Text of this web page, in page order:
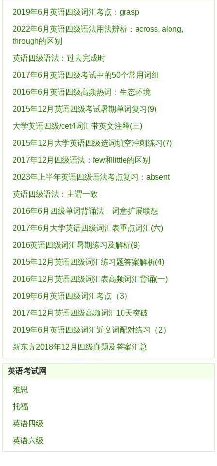
2019年6月英语四级词汇考点：grasp
2022年6月英语四级语法用法辨析：across, along,
through的区别
英语四级语法：过去完成时
2017年6月英语四级考试中的50个常用词组
2016年6月英语四级高频热词：生态环境
2015年12月英语四级考试暑期单词复习(9)
大学英语四级/cet4词汇带英文注释(三)
2015年12月大学英语四级选词填空冲刺练习(7)
2017年12月四级语法：few和little的区别
2023年上半年英语四级语法考点复习：absent
英语四级语法：主谓一致
2016年6月四级单词背诵法：词意扩展联想
2017年6月大学英语四级词汇表重点词汇(六)
2016英语四级词汇暑期练习及解析(9)
2015年12月英语四级词汇练习题答案解析(4)
2016年12月英语四级词汇表高频词汇背诵(一)
2019年6月英语四级词汇考点（3）
2017年12月英语四级高频词汇10天突破
2019年6月英语四级词汇近义词配对练习（2）
新东方2018年12月四级真题及答案汇总
英语考试网
雅思
托福
英语四级
英语六级